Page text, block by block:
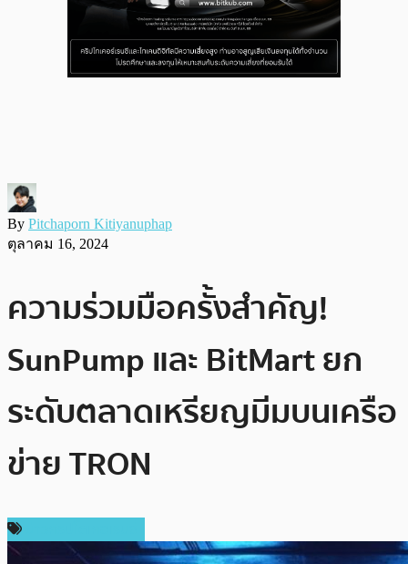
By Pitchaporn Kitiyanuphap
ตุลาคม 16, 2024
ความร่วมมือครั้งสำคัญ!
SunPump และ BitMart ยก
ระดับตลาดเหรียญมีมบนเครือ
ข่าย TRON